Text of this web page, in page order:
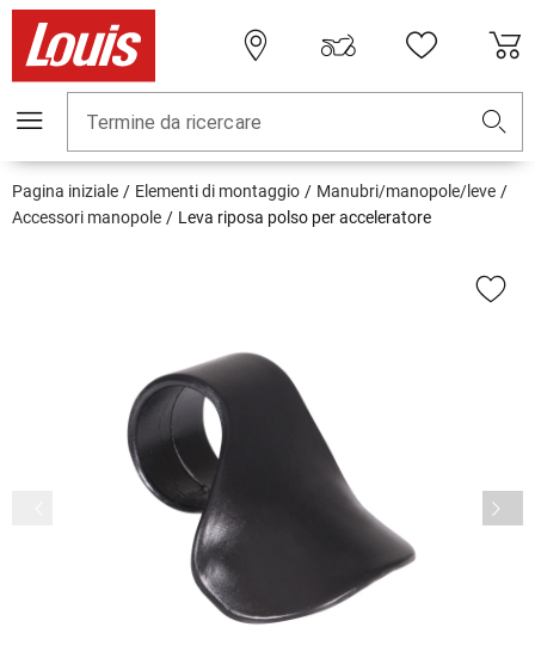
Termine da ricercare
Pagina iniziale Elementi di montaggio
Manubri/manopole/leve
Accessori manopole
Leva riposa polso per acceleratore